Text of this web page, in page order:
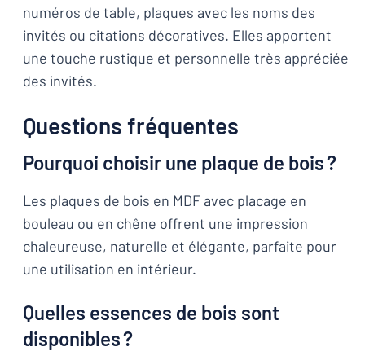
numéros de table, plaques avec les noms des
invités ou citations décoratives. Elles apportent
une touche rustique et personnelle très appréciée
des invités.
Questions fréquentes
Pourquoi choisir une plaque de bois ?
Les plaques de bois en MDF avec placage en
bouleau ou en chêne offrent une impression
chaleureuse, naturelle et élégante, parfaite pour
une utilisation en intérieur.
Quelles essences de bois sont
disponibles ?